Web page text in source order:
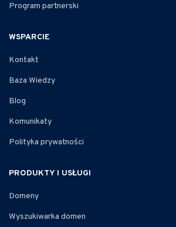
Program partnerski
WSPARCIE
Kontakt
Baza Wiedzy
Blog
Komunikaty
Polityka prywatności
PRODUKTY I USŁUGI
Domeny
Wyszukiwarka domen